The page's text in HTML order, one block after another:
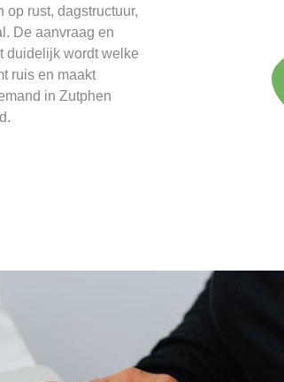
rust, dagstructuur,
De aanvraag en
duidelijk wordt welke
ruis en maakt
in Zutphen